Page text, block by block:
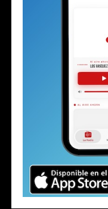
Pero en la justicia
Minutos antes de
Garantía de Pucón.
vestía una parka
buzo gris y llevaba
rostro serio reflejaba
inocencia que